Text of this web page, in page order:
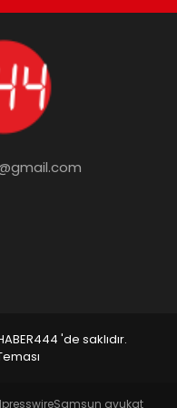
'de saklıdır.
Samsun avukat